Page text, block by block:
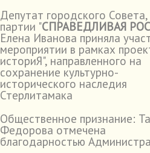
Депутат городского Совета,
партии "СПРАВЕДЛИВАЯ
Елена Иванова приняла
мероприятии в рамках
историЯ", направленного на
сохранение культурно-
исторического наследия
Стерлитамака
Общественное признание:
Федорова отмечена
благодарностью